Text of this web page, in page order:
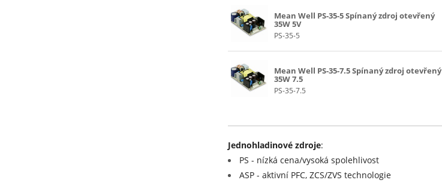
Mean Well PS-35-5 Spínaný zdroj otevřený
35W 5V
PS-35-5
Mean Well PS-35-7.5 Spínaný zdroj otevřený
35W 7.5
PS-35-7.5
Jednohladinové zdroje:
PS - nízká cena/vysoká spolehlivost
ASP - aktivní PFC, ZCS/ZVS technologie